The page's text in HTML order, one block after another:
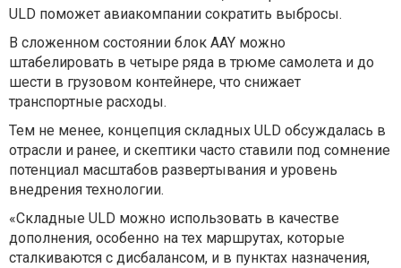
ULD поможет авиакомпании сократить выбросы.
В сложенном состоянии блок AAY можно
штабелировать в четыре ряда в трюме самолета и до
шести в грузовом контейнере, что снижает
транспортные расходы.
Тем не менее, концепция складных ULD обсуждалась в
отрасли и ранее, и скептики часто ставили под сомнение
потенциал масштабов развертывания и уровень
внедрения технологии.
«Складные ULD можно использовать в качестве
дополнения, особенно на тех маршрутах, которые
сталкиваются с дисбалансом, и в пунктах назначения,